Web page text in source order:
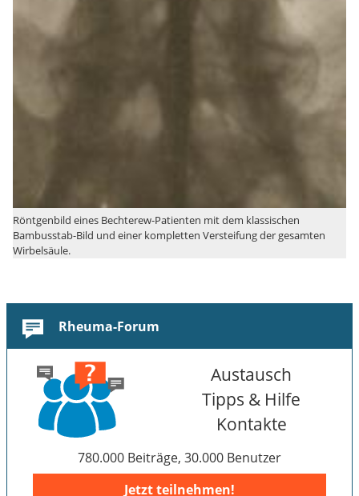
Röntgenbild eines Bechterew-Patienten mit dem klassischen
Bambusstab-Bild und einer kompletten Versteifung der gesamten
Wirbelsäule.
Rheuma-Forum
Austausch
Tipps & Hilfe
Kontakte
780.000 Beiträge, 30.000 Benutzer
Jetzt teilnehmen!